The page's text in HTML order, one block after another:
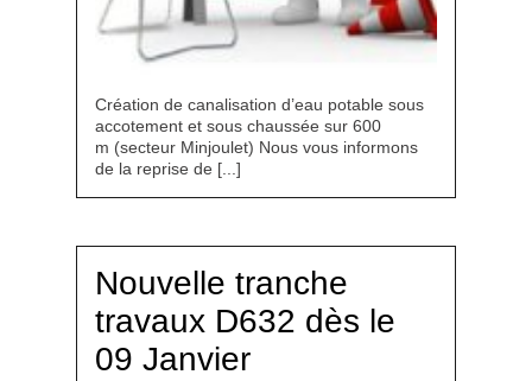
Création de canalisation d’eau potable sous
accotement et sous chaussée sur 600
m (secteur Minjoulet) Nous vous informons
de la reprise de [...]
Nouvelle tranche
travaux D632 dès le
09 Janvier